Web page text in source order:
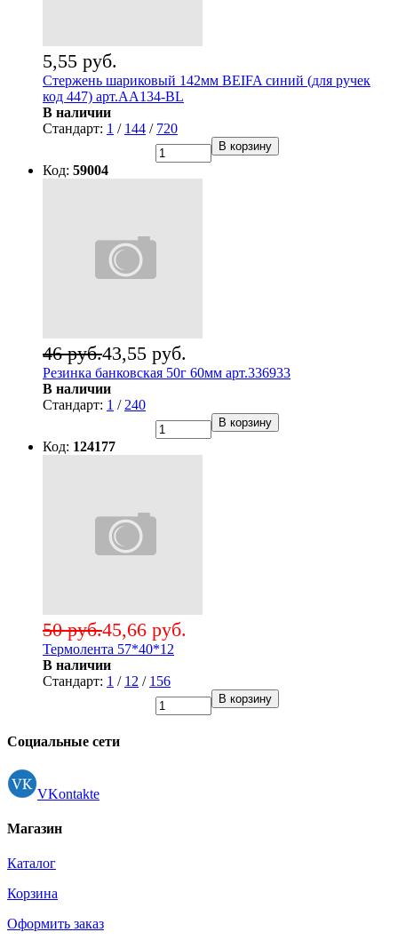
5,55 руб.
Стержень шариковый 142мм BEIFA синий (для ручек
код 447) арт.АА134-BL
В наличии
Стандарт: 1 / 144 / 720
В корзину
Код: 59004
43,55 руб.
46 руб.
Резинка банковская 50г 60мм арт.336933
В наличии
Стандарт: 1 / 240
В корзину
Код: 124177
45,66 руб.
50 руб.
Термолента 57*40*12
В наличии
Стандарт: 1 / 12 / 156
В корзину
Социальные сети
VKontakte
Магазин
Каталог
Корзина
Оформить заказ